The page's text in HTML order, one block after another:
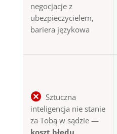
negocjacje z
ubezpieczycielem,
bariera językowa
Sztuczna
inteligencja nie stanie
za Tobą w sądzie —
koszt błędu